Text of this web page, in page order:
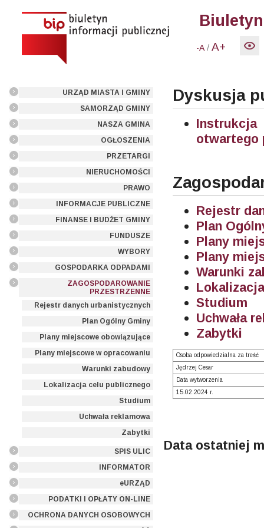
-A /A+
URZĄD MIASTA I GMINY
SAMORZĄD GMINY
NASZA GMINA
OGŁOSZENIA
PRZETARGI
NIERUCHOMOŚCI
PRAWO
INFORMACJE PUBLICZNE
FINANSE I BUDŻET GMINY
FUNDUSZE
WYBORY
GOSPODARKA ODPADAMI
ZAGOSPODAROWANIE
PRZESTRZENNE
Rejestr danych urbanistycznych
Plan Ogólny Gminy
Plany miejscowe obowiązujące
Plany miejscowe w opracowaniu
Warunki zabudowy
Lokalizacja celu publicznego
Studium
Uchwała reklamowa
Zabytki
SPIS ULIC
INFORMATOR
eURZĄD
PODATKI I OPŁATY ON-LINE
OCHRONA DANYCH OSOBOWYCH
Dyskusja
Instrukcja
otwartego
Rejestr
Plan
Plany
Plany
Warunki
Studium
Uchwała
Zabytki
Osoba odpowiedzialna za treść
Jędrzej Cesar
Data wytworzenia
15.02.2024 r.
Data ostatniej